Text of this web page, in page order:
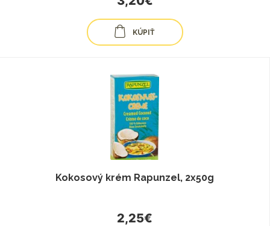
KÚPIŤ
Kokosový krém Rapunzel, 2x50g
2,25€